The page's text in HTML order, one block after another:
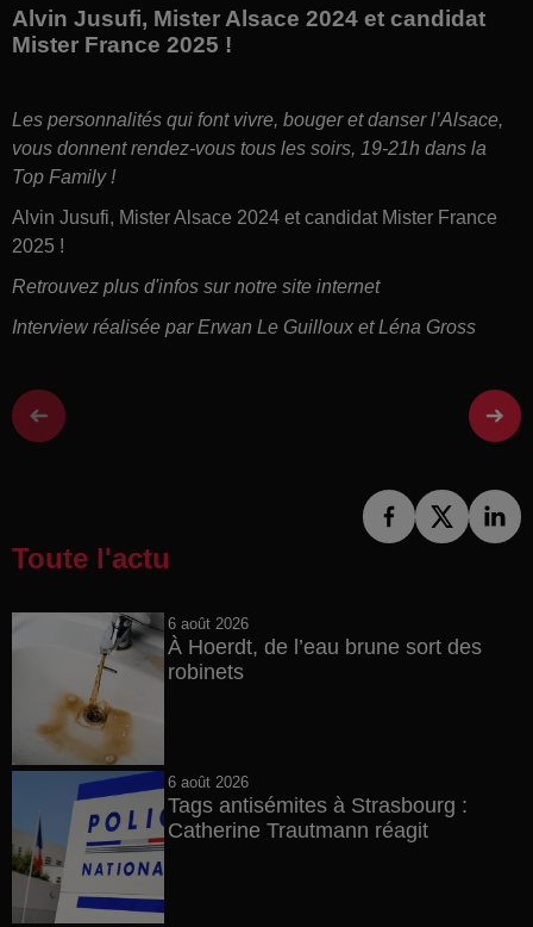
Alvin Jusufi, Mister Alsace 2024 et candidat
Mister France 2025 !
Les personnalités qui font vivre, bouger et danser l’Alsace,
vous donnent rendez-vous tous les soirs, 19-21h dans la
Top Family !
Alvin Jusufi, Mister Alsace 2024 et candidat Mister France
2025 !
Retrouvez plus d'infos sur notre site internet
Interview réalisée par Erwan Le Guilloux et Léna Gross
Toute l'actu
6 août 2026
À Hoerdt, de l’eau brune sort des
robinets
6 août 2026
Tags antisémites à Strasbourg :
Catherine Trautmann réagit